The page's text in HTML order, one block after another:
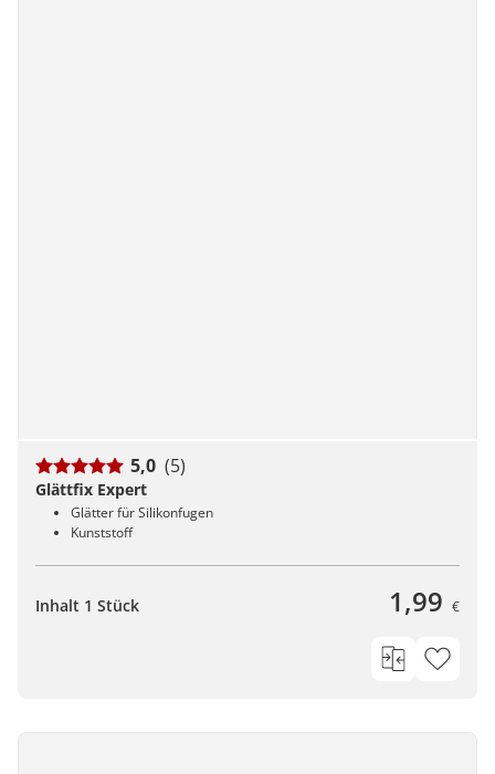
5,0 (5)
Glättfix Expert
Glätter für Silikonfugen
Kunststoff
Inhalt 1 Stück 1,99 €